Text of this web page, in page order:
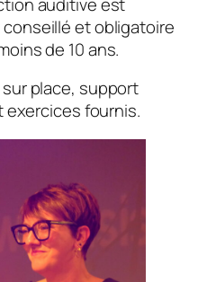
et obligatoire
de 10 ans.
place, support
exercices fournis.